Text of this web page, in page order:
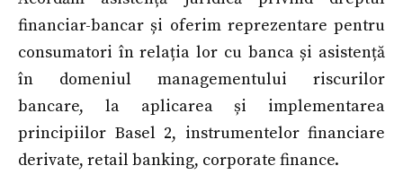
financiar-bancar și oferim reprezentare pentru
consumatori în relația lor cu banca și asistență
în domeniul managementului riscurilor
bancare, la aplicarea și implementarea
principiilor Basel 2, instrumentelor financiare
derivate, retail banking, corporate finance.